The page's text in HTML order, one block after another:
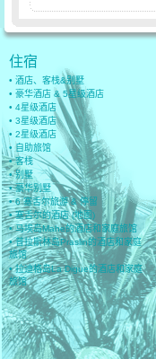
住宿
• 酒店、客栈&别墅
• 豪华酒店 & 5星级酒店
• 4星级酒店
• 3星级酒店
• 2星级酒店
• 自助旅馆
• 客栈
• 别墅
• 豪华别墅
• 6 塞舌尔旅游 & 停留
• 塞舌尔的酒店 (地图)
• 马埃岛Mahe的酒店和家庭旅馆
• 普拉斯林岛Praslin的酒店和家庭
旅馆
• 拉迪格岛La Digue的酒店和家庭
旅馆